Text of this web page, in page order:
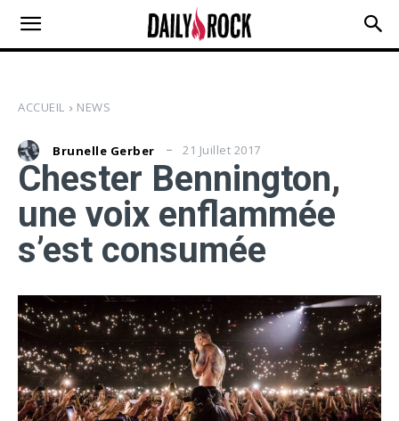
ACCUEIL NEWS
Brunelle Gerber 21 Juillet 2017
Chester Bennington,
une voix enflammée
s’est consumée